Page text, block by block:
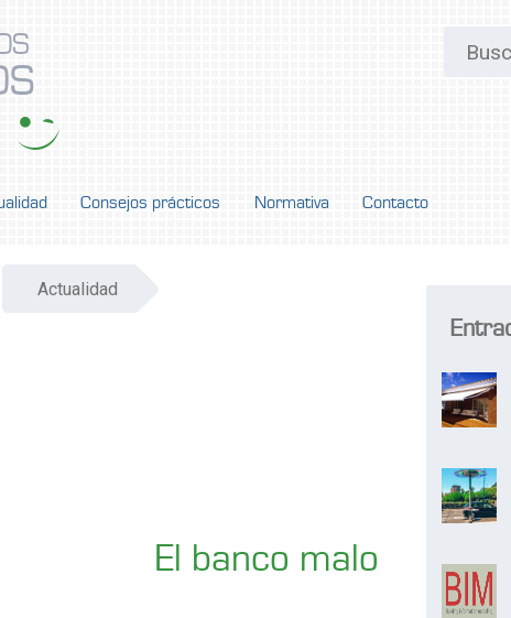
Consejos prácticos Normativa Contacto
Actualidad
El banco malo